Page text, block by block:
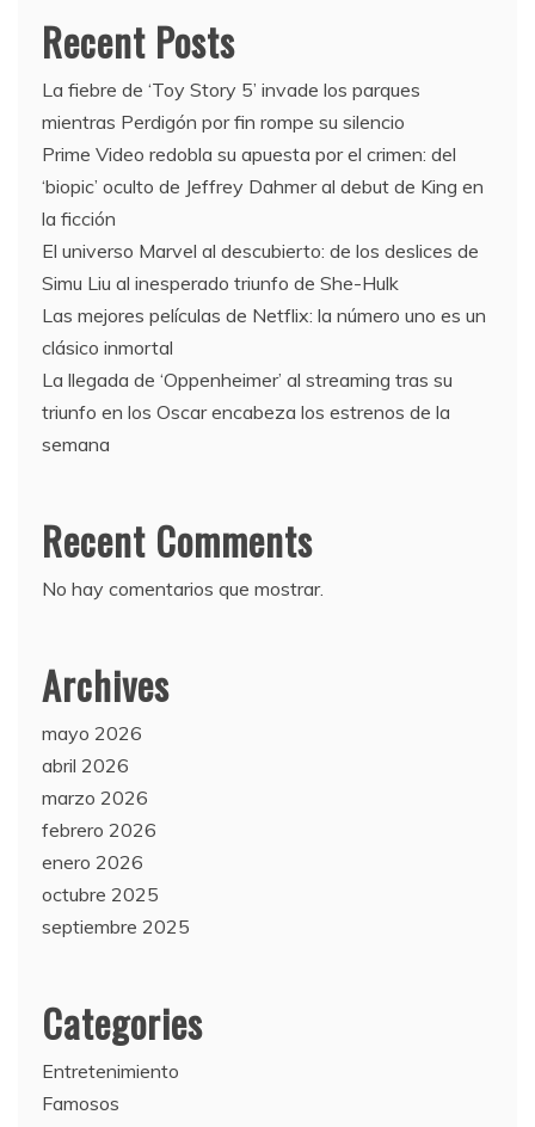
Recent Posts
La fiebre de ‘Toy Story 5’ invade los parques
mientras Perdigón por fin rompe su silencio
Prime Video redobla su apuesta por el crimen: del
‘biopic’ oculto de Jeffrey Dahmer al debut de King en
la ficción
El universo Marvel al descubierto: de los deslices de
Simu Liu al inesperado triunfo de She-Hulk
Las mejores películas de Netflix: la número uno es un
clásico inmortal
La llegada de ‘Oppenheimer’ al streaming tras su
triunfo en los Oscar encabeza los estrenos de la
semana
Recent Comments
No hay comentarios que mostrar.
Archives
mayo 2026
abril 2026
marzo 2026
febrero 2026
enero 2026
octubre 2025
septiembre 2025
Categories
Entretenimiento
Famosos